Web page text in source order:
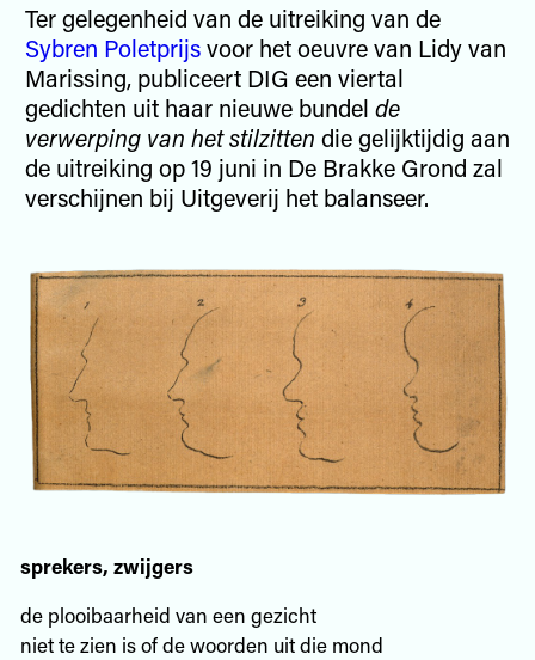
Ter gelegenheid van de uitreiking van de
Sybren Poletprijsvoor het oeuvre van Lidy van
Marissing, publiceert DIG een viertal
gedichten uit haar nieuwe bundel de
verwerping van het stilzitten die gelijktijdig aan
de uitreiking op 19 juni in De Brakke Grond zal
verschijnen bij Uitgeverij het balanseer.
sprekers, zwijgers
de plooibaarheid van een gezicht
niet te zien is of de woorden uit die mond